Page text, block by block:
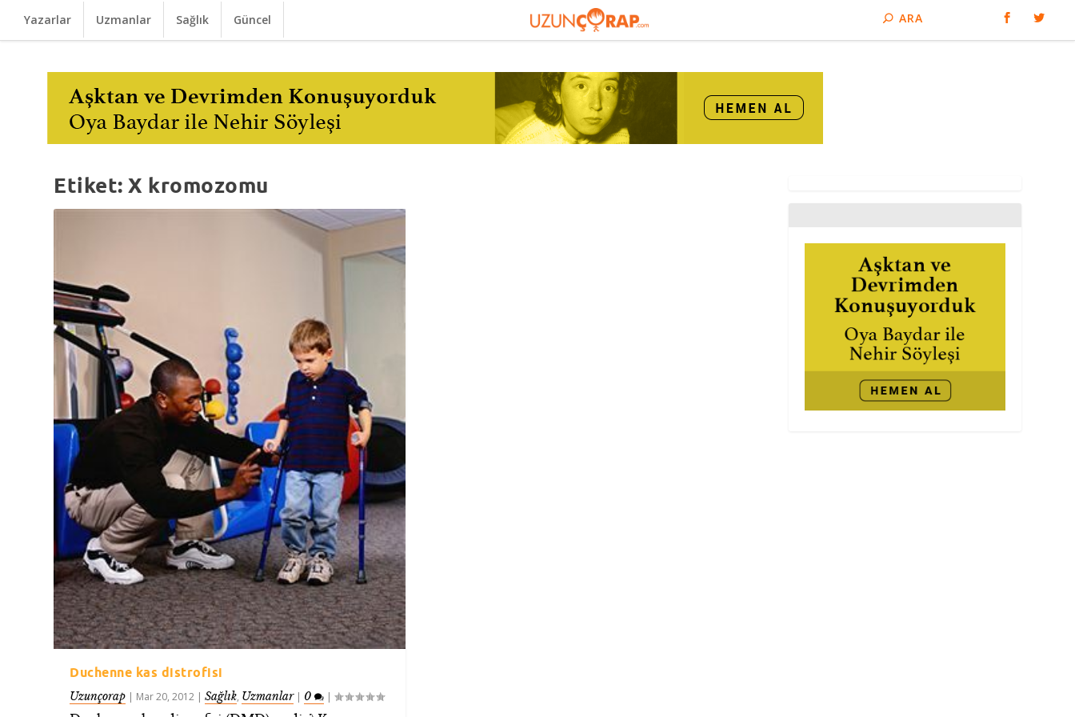
Yazarlar Uzmanlar Sağlık Güncel
Etiket:X kromozomu
Duchenne kas distrofisi
Uzunçorap
Mar 20, 2012 |Sağlık, Uzmanlar| 0 |